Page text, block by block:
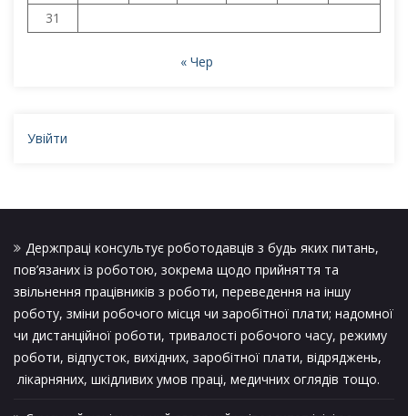
31
« Чер
Увійти
Держпраці консультує роботодавців з будь яких питань,
пов’язаних із роботою, зокрема щодо прийняття та
звільнення працівників з роботи, переведення на іншу
роботу, зміни робочого місця чи заробітної плати; надомної
чи дистанційної роботи, тривалості робочого часу, режиму
роботи, відпусток, вихідних, заробітної плати, відряджень,
лікарняних, шкідливих умов праці, медичних оглядів тощо.